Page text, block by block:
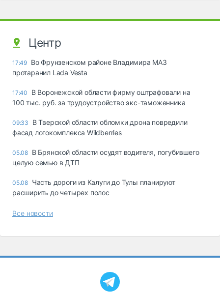
Центр
17:49 Во Фрунзенском районе Владимира МАЗ
протаранил Lada Vesta
17:40
В Воронежской области фирму оштрафовали на
100 тыс. руб. за трудоустройство экс-таможенника
09:33
В Тверской области обломки дрона повредили
фасад логокомплекса Wildberries
05.08 В Брянской области осудят водителя, погубившего
целую семью в ДТП
05.08 Часть дороги из Калуги до Тулы планируют
расширить до четырех полос
Все новости